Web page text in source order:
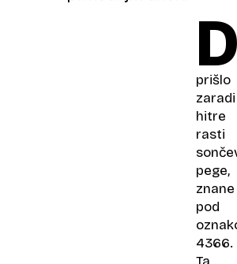
D
prišlo
zaradi
hitre
rasti
pege,
znane
pod
4366.